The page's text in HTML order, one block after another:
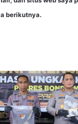
berikutnya.